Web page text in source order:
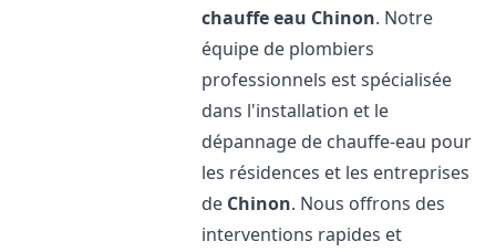
chauffe eau Chinon. Notre
équipe de plombiers
professionnels est spécialisée
dans l'installation et le
dépannage de chauffe-eau pour
les résidences et les entreprises
de Chinon. Nous offrons des
interventions rapides et